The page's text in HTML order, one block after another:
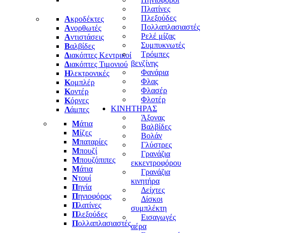
Πλατίνες
Πλεξούδες
Πολλαπλασιαστές
Ρελέ μίζας
Συμπυκνωτές
Τρόμπες
βενζίνης
Φανάρια
Φλας
Φλασέρ
Φλοτέρ
ΚΙΝΗΤΗΡΑΣ
Άξονας
Βαλβίδες
Βολάν
Γλύστρες
Γρανάζια
εκκεντροφόρου
Γρανάζια
κινητήρα
Δείχτες
Δίσκοι
συμπλέκτη
Εισαγωγές
αέρα
Ακροδέκτες
Ανορθωτές
Αντιστάσεις
Βαλβίδες
Διακόπτες Κεντρικοί
Διακόπτες Τιμονιού
Ηλεκτρονικές
Κομπλέρ
Κοντέρ
Κόρνες
Λάμπες
Μάτια
Μίζες
Μπαταρίες
Μπουζί
Μπουζόπιπες
Μάτια
Ντουί
Πηνία
Πηνιοφόρος
Πλατίνες
Πλεξούδες
Πολλαπλασιαστές